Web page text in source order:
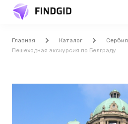
Главная Каталог Сербия
Пешеходная экскурсия по Белграду